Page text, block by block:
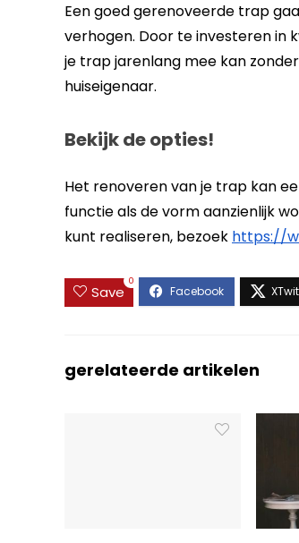
Een goed gerenoveerde trap
verhogen. Door te investeren in
je trap jarenlang mee kan
huiseigenaar.
Bekijk de opties!
Het renoveren van je trap kan
functie als de vorm aanzienlijk
kunt realiseren, bezoek https://
Save
0
gerelateerde artikelen